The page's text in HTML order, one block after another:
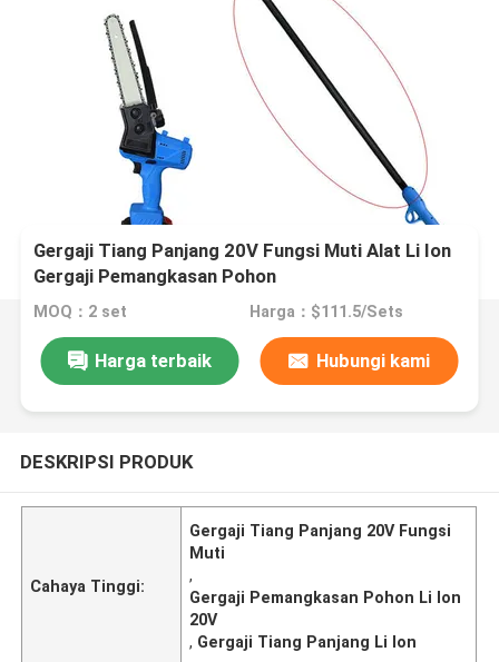
Gergaji Tiang Panjang 20V Fungsi Muti Alat Li Ion
Gergaji Pemangkasan Pohon
MOQ：2 set Harga：$111.5/Sets
Harga terbaik Hubungi kami
DESKRIPSI PRODUK
Cahaya Tinggi:
Gergaji Tiang Panjang 20V Fungsi
Muti
,
Gergaji Pemangkasan Pohon Li Ion
20V
, Gergaji Tiang Panjang Li Ion